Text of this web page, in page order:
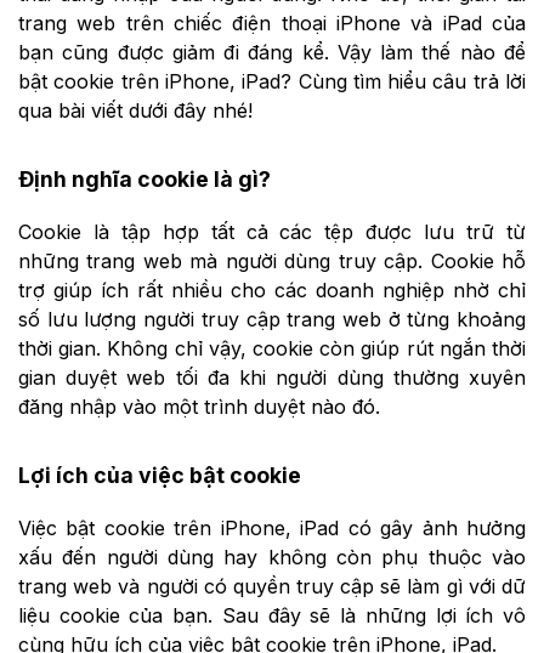
trang web trên chiếc điện thoại iPhone và iPad của
bạn cũng được giảm đi đáng kể. Vậy làm thế nào để
bật cookie trên iPhone, iPad? Cùng tìm hiểu câu trả lời
qua bài viết dưới đây nhé!
Định nghĩa cookie là gì?
Cookie là tập hợp tất cả các tệp được lưu trữ từ
những trang web mà người dùng truy cập. Cookie hỗ
trợ giúp ích rất nhiều cho các doanh nghiệp nhờ chỉ
số lưu lượng người truy cập trang web ở từng khoảng
thời gian. Không chỉ vậy, cookie còn giúp rút ngắn thời
gian duyệt web tối đa khi người dùng thường xuyên
đăng nhập vào một trình duyệt nào đó.
Lợi ích của việc bật cookie
Việc bật cookie trên iPhone, iPad có gây ảnh hưởng
xấu đến người dùng hay không còn phụ thuộc vào
trang web và người có quyền truy cập sẽ làm gì với dữ
liệu cookie của bạn. Sau đây sẽ là những lợi ích vô
cùng hữu ích của việc bật cookie trên iPhone, iPad.